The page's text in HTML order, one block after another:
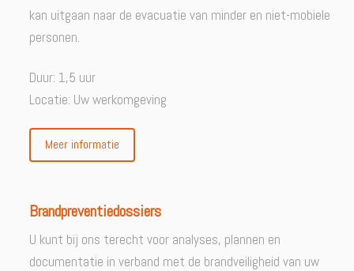
kan uitgaan naar de evacuatie van minder en niet-mobiele
personen.
Duur: 1,5 uur
Locatie: Uw werkomgeving
Meer informatie
Brandpreventiedossiers
U kunt bij ons terecht voor analyses, plannen en
documentatie in verband met de brandveiligheid van uw